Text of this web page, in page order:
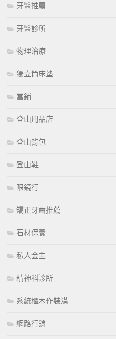
牙醫推薦
牙醫診所
物理治療
獨立筒床墊
當鋪
登山用品店
登山背包
登山鞋
眼鏡行
矯正牙齒推薦
石材保養
私人金主
精神科診所
系統櫃木作裝潢
網路行銷